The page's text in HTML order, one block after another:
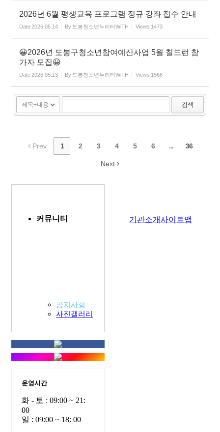
2026년 6월 평생교육 프로그램 정규 강좌 접수 안내
Date2026.05.14 By 도봉청소년누리터WiTH Views 1473
😀2026년 도봉구청소년참여예산사업 5월 칠드런 참
가자 모집😀
Date2026.05.13 By 도봉청소년누리터WiTH Views 1566
검색
Prev 1 2 3 4 5 6 ... 36
Next
커뮤니티
공지사항
사진갤러리
운영시간
화 - 토 : 09:00 ~ 21:
00
일 : 09:00 ~ 18: 00
기관소개사이트맵